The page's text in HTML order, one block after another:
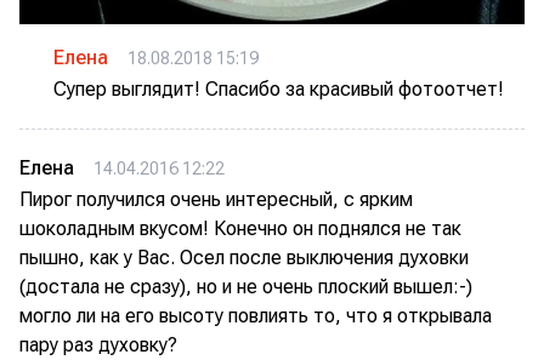
Елена 18.08.2018 15:19
Супер выглядит! Спасибо за красивый фотоотчет!
Елена 14.04.2016 12:22
Пирог получился очень интересный, с ярким
шоколадным вкусом! Конечно он поднялся не так
пышно, как у Вас. Осел после выключения духовки
(достала не сразу), но и не очень плоский вышел:-)
могло ли на его высоту повлиять то, что я открывала
пару раз духовку?